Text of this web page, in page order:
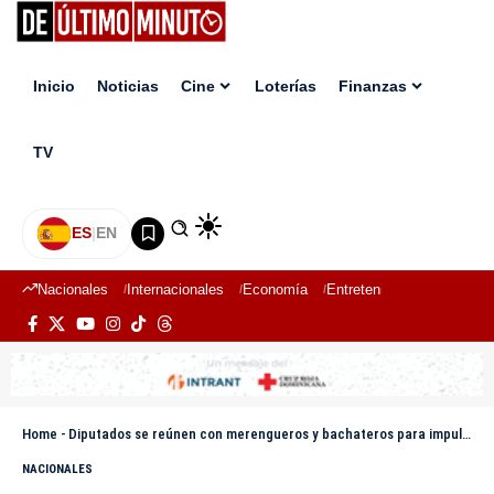
Inicio Noticias Cine Loterías Finanzas
TV
ES|EN
Nacionales Internacionales Economía Entretenimiento
Home - Diputados se reúnen con merengueros y bachateros para impulsar proyecto de ley que protegerá estos ritmos
NACIONALES